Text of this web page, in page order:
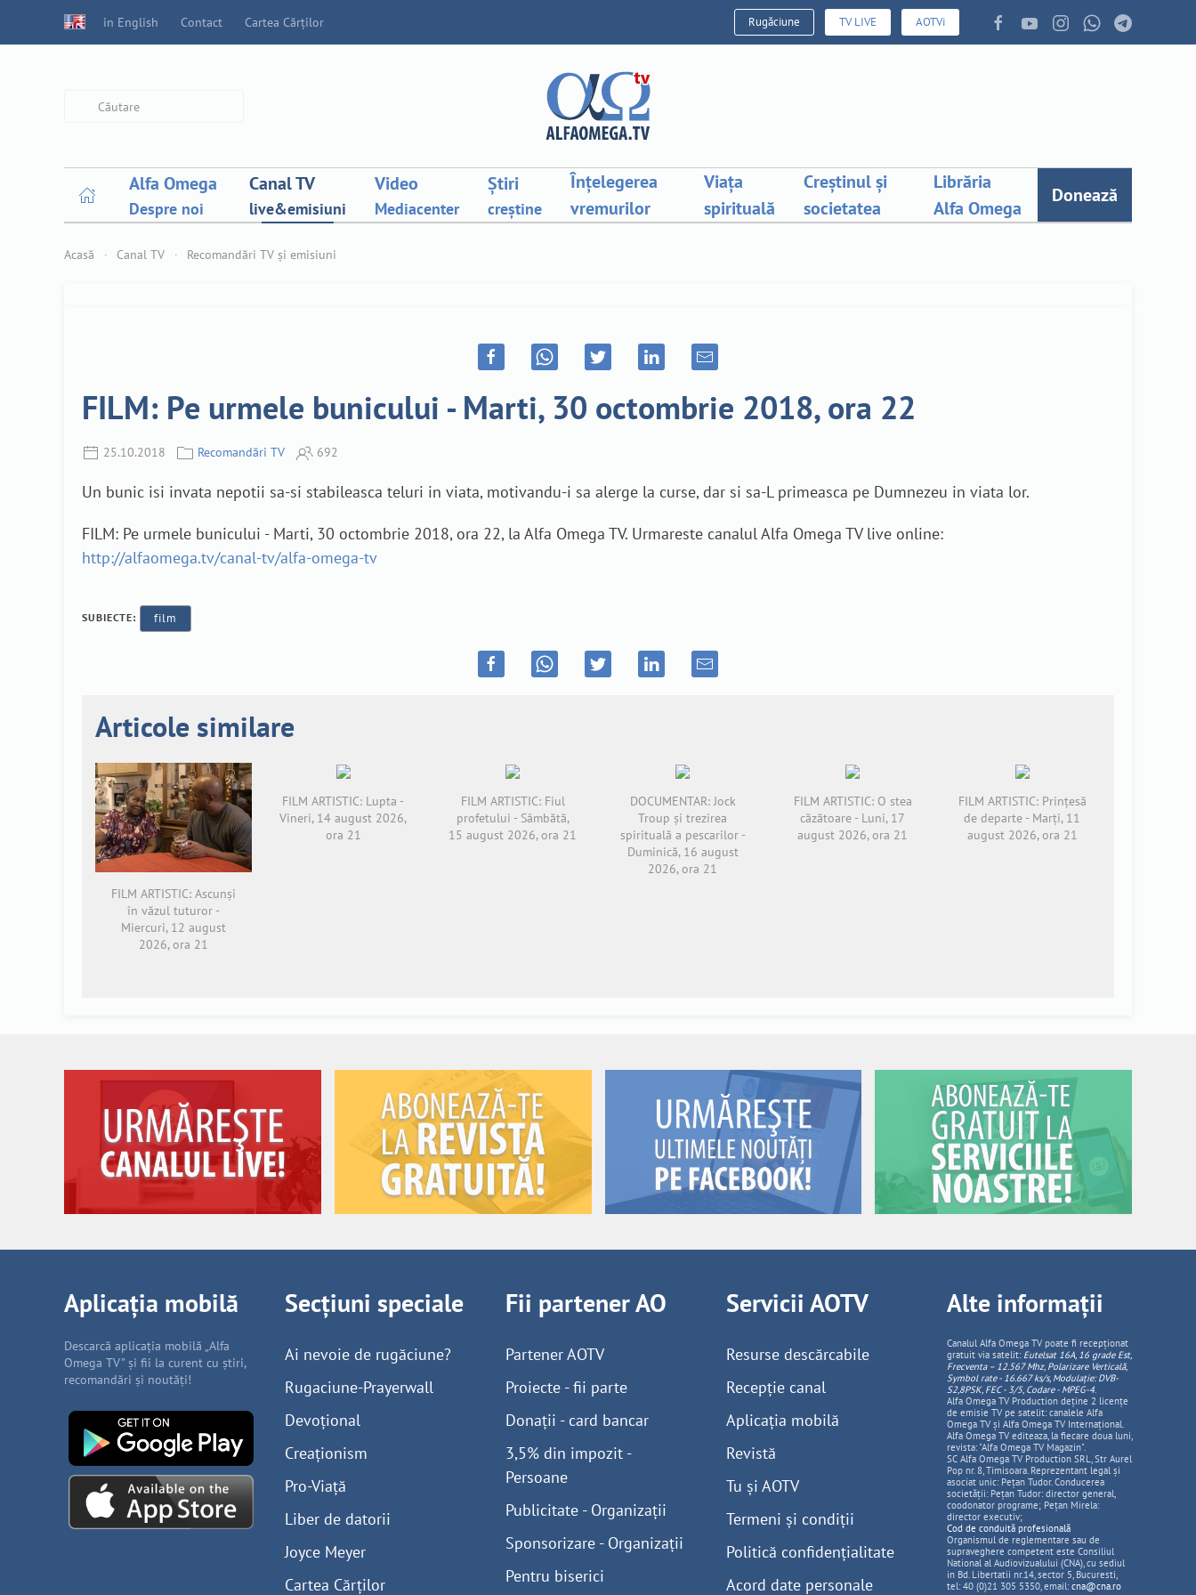
in English Contact Cartea Cărților Rugăciune TV LIVE AOTVi
Alfa Omega
Despre noi
Canal TV
live&emisiuni
Video
Mediacenter
Știri
creștine
Înțelegerea
vremurilor
Viața
spirituală
Creștinul și
societatea
Librăria
Alfa Omega
Donează
Acasă Canal TV Recomandări TV și emisiuni
FILM: Pe urmele bunicului - Marti, 30 octombrie 2018, ora 22
25.10.2018 Recomandări TV 692
Un bunic isi invata nepotii sa-si stabileasca teluri in viata, motivandu-i sa alerge la curse, dar si sa-L primeasca pe Dumnezeu in viata lor.
FILM: Pe urmele bunicului - Marti, 30 octombrie 2018, ora 22, la Alfa Omega TV. Urmareste canalul Alfa Omega TV live online:
http://alfaomega.tv/canal-tv/alfa-omega-tv
SUBIECTE: film
Articole similare
FILM ARTISTIC: Ascunși
în văzul tuturor -
Miercuri, 12 august
2026, ora 21
FILM ARTISTIC: Lupta -
Vineri, 14 august 2026,
ora 21
FILM ARTISTIC: Fiul
profetului - Sâmbătă,
15 august 2026, ora 21
DOCUMENTAR: Jock
Troup și trezirea
spirituală a pescarilor -
Duminică, 16 august
2026, ora 21
FILM ARTISTIC: O stea
căzătoare - Luni, 17
august 2026, ora 21
FILM ARTISTIC: Prințesă
de departe - Marți, 11
august 2026, ora 21
Aplicația mobilă
Descarcă aplicația mobilă „Alfa
Omega TV” și fii la curent cu știri,
recomandări și noutăți!
Secțiuni speciale
Ai nevoie de rugăciune?
Rugaciune-Prayerwall
Devoțional
Creaționism
Pro-Viață
Liber de datorii
Joyce Meyer
Cartea Cărților
Fii partener AO
Partener AOTV
Proiecte - fii parte
Donații - card bancar
3,5% din impozit -
Persoane
Publicitate - Organizații
Sponsorizare - Organizații
Pentru biserici
Servicii AOTV
Resurse descărcabile
Recepție canal
Aplicația mobilă
Revistă
Tu și AOTV
Termeni și condiții
Politică confidențialitate
Acord date personale
Alte informații
Canalul Alfa Omega TV poate fi recepționat
gratuit via satelit: Eutelsat 16A, 16 grade Est,
Frecventa – 12.567 Mhz, PolarizareVerticală,
Symbol rate - 16.667 ks/s, Modulație: DVB-
S2,8PSK, FEC - 3/5, Codare - MPEG-4.
Alfa Omega TV Production deține 2 licențe
de emisie TV pe satelit: canalele Alfa
Omega TV și Alfa Omega TV Internațional.
Alfa Omega TV editeaza, la fiecare doua luni,
revista: "Alfa Omega TV Magazin".
SC Alfa Omega TV Production SRL, Str Aurel
Pop nr. 8, Timisoara. Reprezentant legal și
asociat unic: Pețan Tudor. Conducerea
societății: Pețan Tudor: director general,
coodonator programe; Pețan Mirela:
director executiv;
Cod de conduită profesională
Organismul de reglementare sau de
supraveghere competent este Consiliul
National al Audiovizualului (CNA), cu sediul
in Bd. Libertatii nr.14, sector 5, Bucuresti,
tel: 40 (0)21 305 5350, email: cna@cna.ro